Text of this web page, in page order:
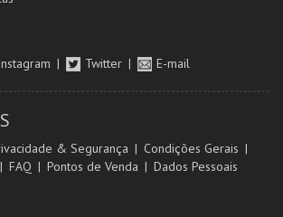
Twitter E-mail
& Segurança
Condições Gerais
FAQ Pontos de Venda Dados Pessoais